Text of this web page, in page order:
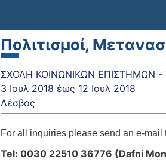
Πολιτισμοί,
ΣΧΟΛΗ ΚΟΙΝΩΝΙΚΩΝ ΕΠΙΣΤΗΜΩΝ -
3 Ιουλ 2018 έως 12 Ιουλ 2018
Λέσβος
For all inquiries please send an e-mail
Tel: 0030 22510 36776 (Dafni